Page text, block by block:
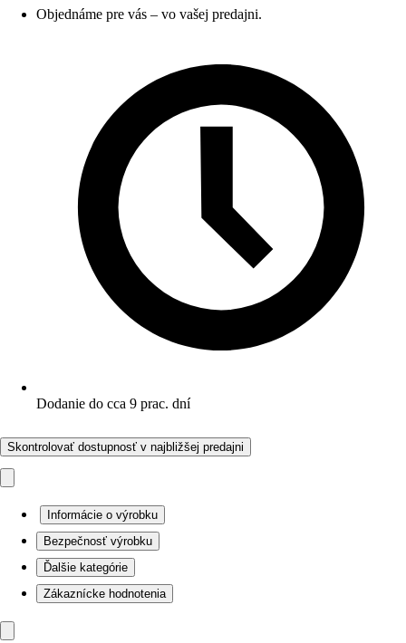
Objednáme pre vás – vo vašej predajni.
Dodanie do cca 9 prac. dní
Skontrolovať dostupnosť v najbližšej predajni
Informácie o výrobku
Bezpečnosť výrobku
Ďalšie kategórie
Zákaznícke hodnotenia